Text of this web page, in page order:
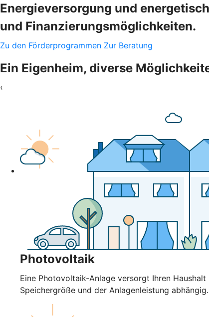
Energieversorgung und
und Finanzierungsmöglichkeiten.
Zu den Förderprogrammen Zur Beratung
Ein Eigenheim, diverse
‹
Photovoltaik
Eine Photovoltaik-Anlage versorgt Ihren
Speichergröße und der Anlagenleistung